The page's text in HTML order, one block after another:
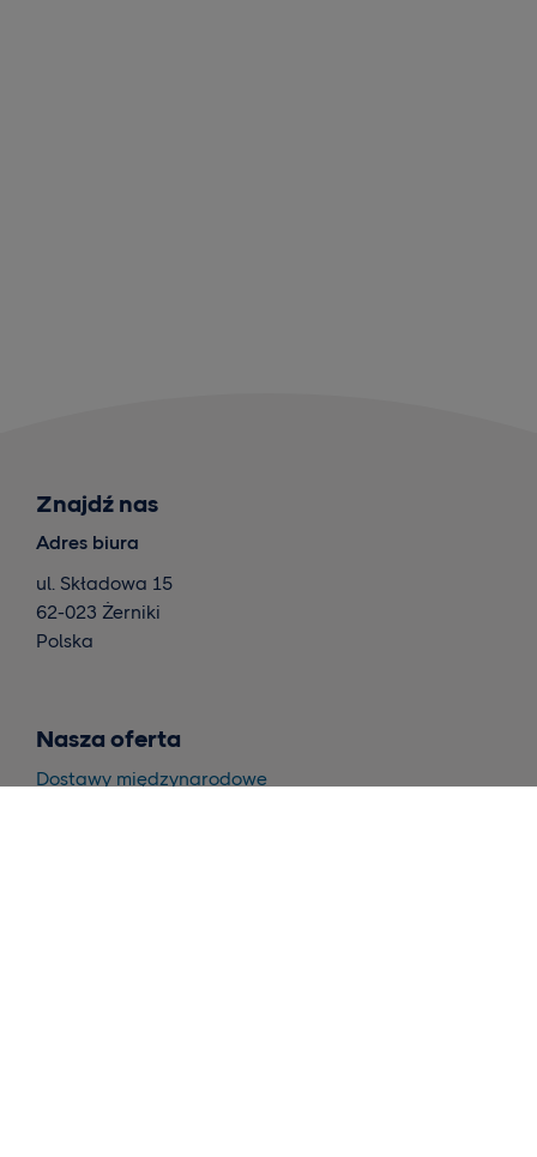
Znajdź nas
Adres biura
ul. Składowa 15
62-023 Żerniki
Polska
Nasza oferta
Dostawy międzynarodowe